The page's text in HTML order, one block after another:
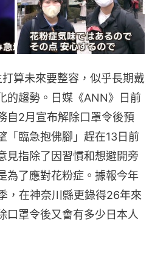
算未來要整容，似乎長期戴
的趨勢。日媒《ANN》日前
自2月宣布解除口罩令後預
「臨急抱佛腳」趕在13日前
見指除了因習慣和想避開旁
為了應對花粉症。據報今年
，在神奈川縣更錄得26年來
口罩令後又會有多少日本人